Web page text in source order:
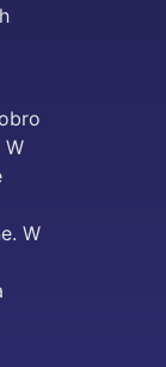
W
W